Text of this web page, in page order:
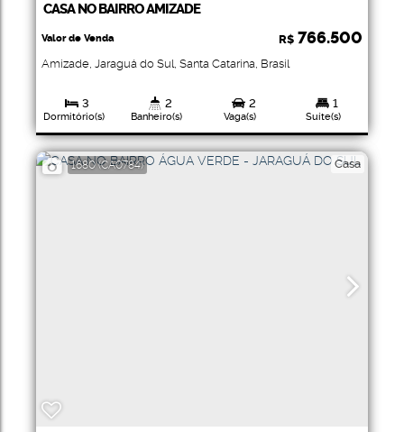
CASA NO BAIRRO AMIZADE
R$ 766.500
Valor de Venda
Amizade, Jaraguá do Sul, Santa Catarina, Brasil
3
Dormitório(s)
2
Banheiro(s)
1
Suíte(s)
408.75m²
2
Vaga(s)
375.75m²
1680 (CA0784) Casa